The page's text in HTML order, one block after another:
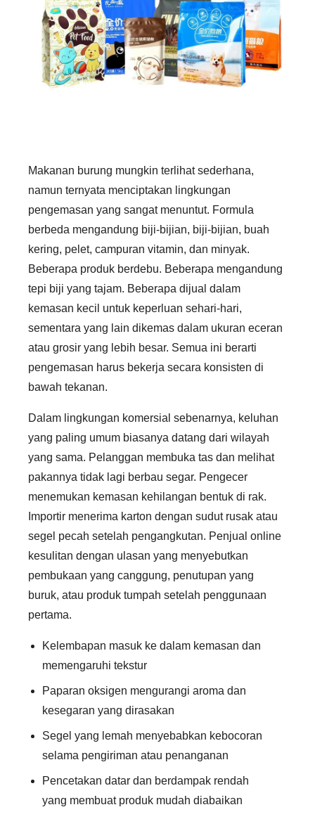
Makanan burung mungkin terlihat sederhana,
namun ternyata menciptakan lingkungan
pengemasan yang sangat menuntut. Formula
berbeda mengandung biji-bijian, biji-bijian, buah
kering, pelet, campuran vitamin, dan minyak.
Beberapa produk berdebu. Beberapa mengandung
tepi biji yang tajam. Beberapa dijual dalam
kemasan kecil untuk keperluan sehari-hari,
sementara yang lain dikemas dalam ukuran eceran
atau grosir yang lebih besar. Semua ini berarti
pengemasan harus bekerja secara konsisten di
bawah tekanan.
Dalam lingkungan komersial sebenarnya, keluhan
yang paling umum biasanya datang dari wilayah
yang sama. Pelanggan membuka tas dan melihat
pakannya tidak lagi berbau segar. Pengecer
menemukan kemasan kehilangan bentuk di rak.
Importir menerima karton dengan sudut rusak atau
segel pecah setelah pengangkutan. Penjual online
kesulitan dengan ulasan yang menyebutkan
pembukaan yang canggung, penutupan yang
buruk, atau produk tumpah setelah penggunaan
pertama.
Kelembapan masuk ke dalam kemasan dan
memengaruhi tekstur
Paparan oksigen mengurangi aroma dan
kesegaran yang dirasakan
Segel yang lemah menyebabkan kebocoran
selama pengiriman atau penanganan
Pencetakan datar dan berdampak rendah
yang membuat produk mudah diabaikan